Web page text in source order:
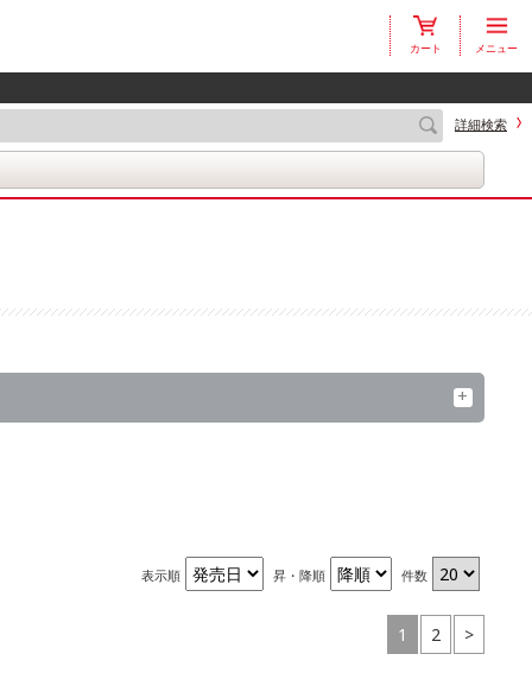
カート メニュー
詳細検索
表示順 昇・降順 件数
1 2 >